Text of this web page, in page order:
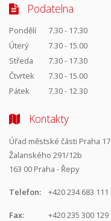
Podatelna
Pondělí
7.30 - 17.30
Úterý
7.30 - 15.00
Středa
7.30 - 17.30
Čtvrtek
7.30 - 15.00
Pátek
7.30 - 12.30
Kontakty
Úřad městské části Praha 17
Žalanského 291/12b
163 00 Praha - Řepy
Telefon: +420 234 683 111
Fax: +420 235 300 129